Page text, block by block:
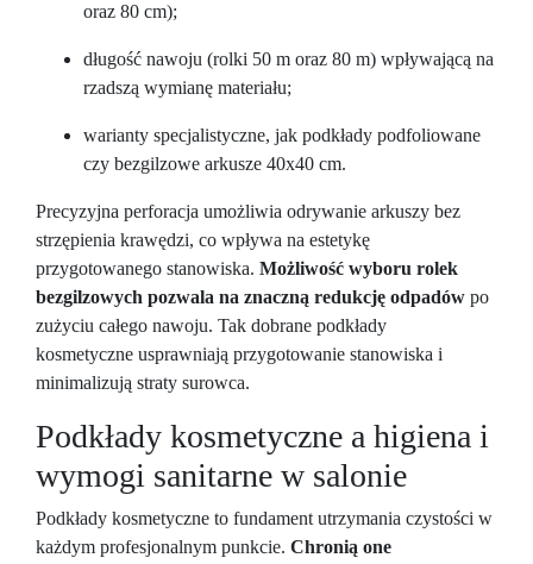
oraz 80 cm);
długość nawoju (rolki 50 m oraz 80 m) wpływającą na
rzadszą wymianę materiału;
warianty specjalistyczne, jak podkłady podfoliowane
czy bezgilzowe arkusze 40x40 cm.
Precyzyjna perforacja umożliwia odrywanie arkuszy bez
strzępienia krawędzi, co wpływa na estetykę
przygotowanego stanowiska. Możliwość wyboru rolek
bezgilzowych pozwala na znaczną redukcję odpadów po
zużyciu całego nawoju. Tak dobrane podkłady
kosmetyczne usprawniają przygotowanie stanowiska i
minimalizują straty surowca.
Podkłady kosmetyczne a higiena i
wymogi sanitarne w salonie
Podkłady kosmetyczne to fundament utrzymania czystości w
każdym profesjonalnym punkcie. Chronią one